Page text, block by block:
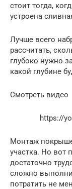
стоит тогда,
устроена
Лучше всего
рассчитать,
глубоко нужно
какой глубине
Смотреть видео
https://
Монтаж
участка. Но вот
достаточно
сложно
потратить не